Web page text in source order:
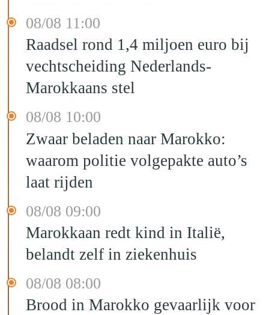
08/08 11:00
Raadsel rond 1,4 miljoen euro bij
vechtscheiding Nederlands-
Marokkaans stel
08/08 10:00
Zwaar beladen naar Marokko:
waarom politie volgepakte auto’s
laat rijden
08/08 09:00
Marokkaan redt kind in Italië,
belandt zelf in ziekenhuis
08/08 08:00
Brood in Marokko gevaarlijk voor